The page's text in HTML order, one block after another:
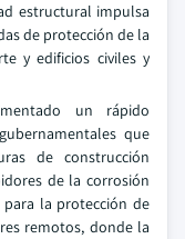
estructural impulsa
de protección de la
y edificios civiles y
un rápido
que
de construcción
de la corrosión
la protección de
remotos, donde la